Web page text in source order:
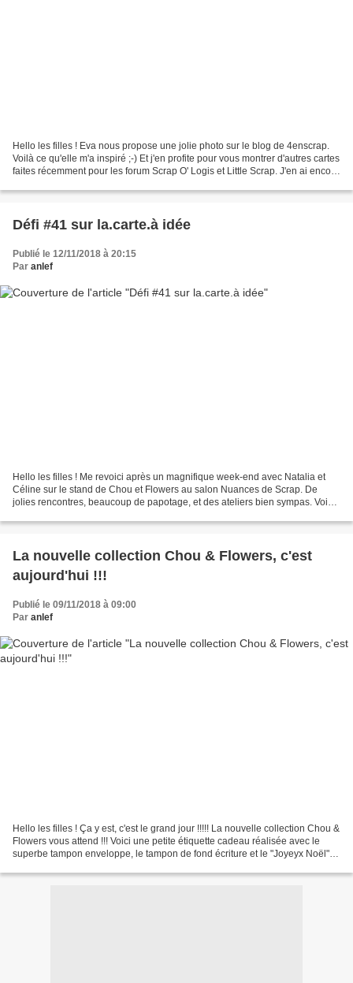
Hello les filles ! Eva nous propose une jolie photo sur le blog de 4enscrap.
Voilà ce qu'elle m'a inspiré ;-) Et j'en profite pour vous montrer d'autres cartes
faites récemment pour les forum Scrap O' Logis et Little Scrap. J'en ai encore
Défi #41 sur la.carte.à idée
Publié le 12/11/2018 à 20:15
Par anlef
Hello les filles ! Me revoici après un magnifique week-end avec Natalia et
Céline sur le stand de Chou et Flowers au salon Nuances de Scrap. De
jolies rencontres, beaucoup de papotage, et des ateliers bien sympas. Voici
La nouvelle collection Chou & Flowers, c'est
aujourd'hui !!!
Publié le 09/11/2018 à 09:00
Par anlef
Hello les filles ! Ça y est, c'est le grand jour !!!!! La nouvelle collection Chou &
Flowers vous attend !!! Voici une petite étiquette cadeau réalisée avec le
superbe tampon enveloppe, le tampon de fond écriture et le "Joyeyx Noël".